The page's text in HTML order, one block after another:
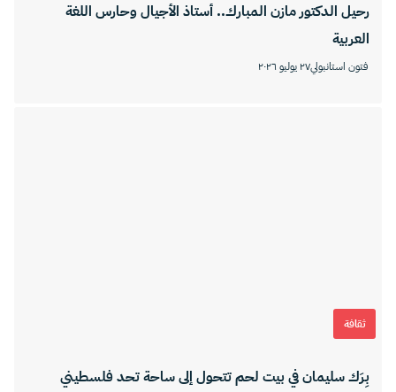
رحيل الدكتور مازن المبارك.. أستاذ الأجيال وحارس اللغة
العربية
فتون استانبولي٢٧ يوليو ٢٠٢٦
ثقافة
بِرَك سليمان في بيت لحم تتحول إلى ساحة تحد فلسطيني